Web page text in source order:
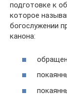
подготовке к
которое
богослужении
канона: